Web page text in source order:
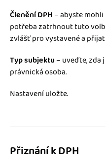
Členění DPH – abyste
potřeba zatrhnout tuto
zvlášť pro vystavené a
Typ subjektu – uveďte, zda
právnická osoba.
Nastavení uložte.
Přiznání k DPH